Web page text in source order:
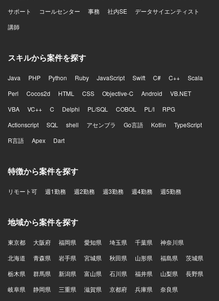
サポート
コールセンター 事務 社内SE
データサイエンティスト
講師
スキルから案件を探す
Java PHP Python Ruby JavaScript Swift C# C++
Scala
Perl
Cocos2d HTML CSS Objective-C Android
VB.NET
VBA
VC++ C Delphi PL/SQL COBOL PL/I
RPG
Actionscript
SQL shell アセンブラ Go言語 Kotlin
TypeScript
R言語
Apex Dart
特徴から案件を探す
リモート可 週1勤務 週2勤務 週3勤務 週4勤務 週5勤務
地域から案件を探す
東京都 大阪府 福岡県 愛知県 埼玉県 千葉県
神奈川県
北海道
青森県 岩手県 宮城県 秋田県 山形県 福島県
茨城県
栃木県
群馬県 新潟県 富山県 石川県 福井県 山梨県
長野県
岐阜県
静岡県 三重県 滋賀県 京都府 兵庫県
奈良県